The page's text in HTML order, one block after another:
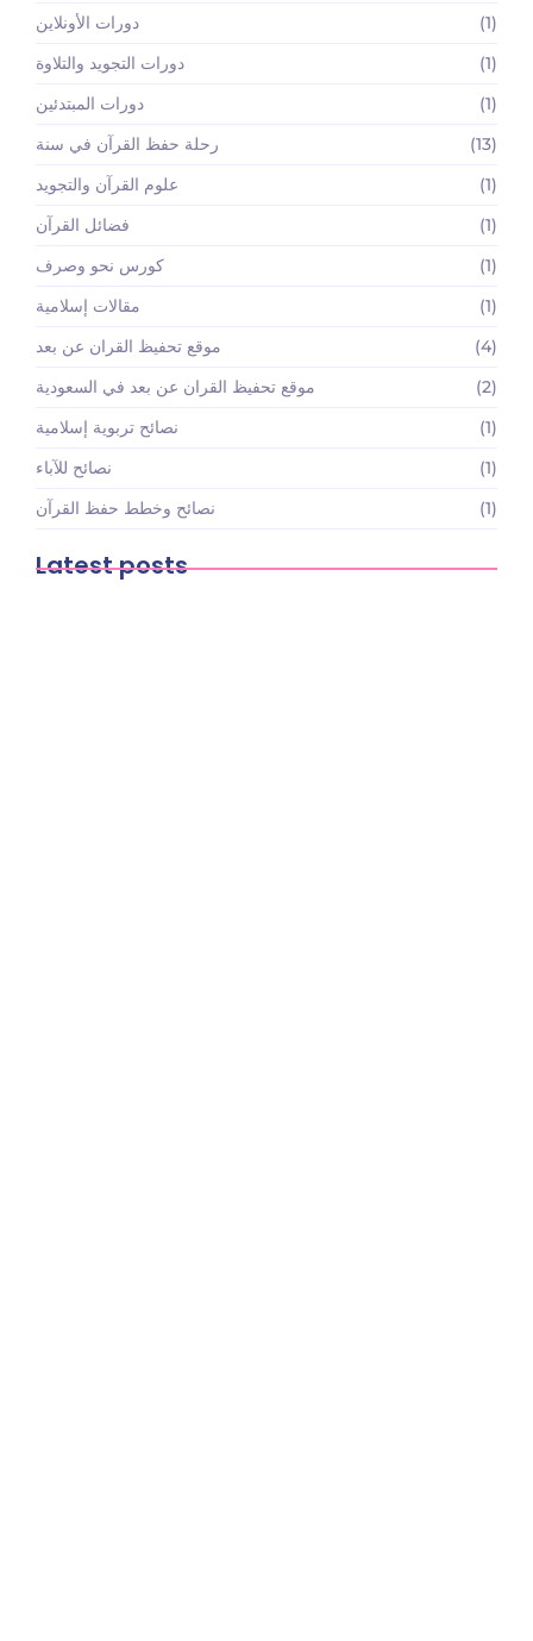
دورات الأونلاين
(1)
دورات التجويد والتلاوة
(1)
دورات المبتدئين
(1)
رحلة حفظ القرآن في سنة
(13)
علوم القرآن والتجويد
(1)
فضائل القرآن
(1)
كورس نحو وصرف
(1)
مقالات إسلامية
(1)
موقع تحفيظ القران عن بعد
(4)
موقع تحفيظ القران عن بعد في السعودية
(2)
نصائح تربوية إسلامية
(1)
نصائح للآباء
(1)
نصائح وخطط حفظ القرآن
(1)
Latest posts